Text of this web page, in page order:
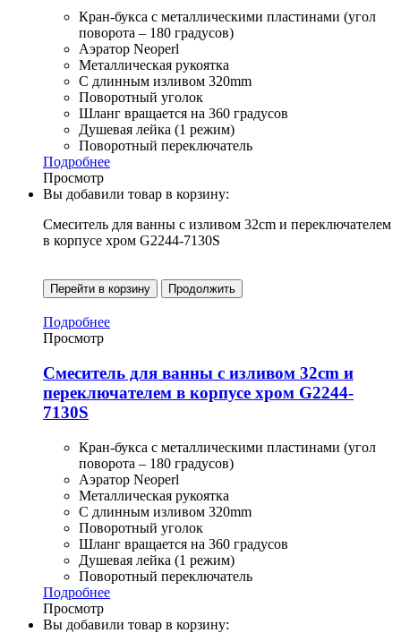
Кран-букса с металлическими пластинами (угол
поворота – 180 градусов)
Аэратор Neoperl
Металлическая рукоятка
С длинным изливом 320mm
Поворотный уголок
Шланг вращается на 360 градусов
Душевая лейка (1 режим)
Поворотный переключатель
Подробнее
Просмотр
Вы добавили товар в корзину:
Смеситель для ванны с изливом 32cm и переключателем
в корпусе хром G2244-7130S
Перейти в корзину Продолжить
Подробнее
Просмотр
Смеситель для ванны с изливом 32cm и
переключателем в корпусе хром G2244-
7130S
Кран-букса с металлическими пластинами (угол
поворота – 180 градусов)
Аэратор Neoperl
Металлическая рукоятка
С длинным изливом 320mm
Поворотный уголок
Шланг вращается на 360 градусов
Душевая лейка (1 режим)
Поворотный переключатель
Подробнее
Просмотр
Вы добавили товар в корзину: